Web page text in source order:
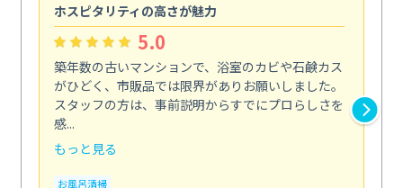
ホスピタリティの高さが魅力
5.0
築年数の古いマンションで、浴室のカビや石鹸カス
がひどく、市販品では限界がありお願いしました。
スタッフの方は、事前説明からすでにプロらしさを
感...
もっと見る
お風呂清掃